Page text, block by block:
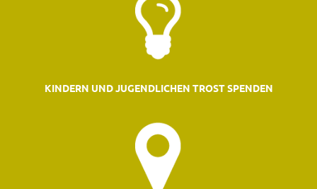
KINDERN UND JUGENDLICHEN TROST SPENDEN